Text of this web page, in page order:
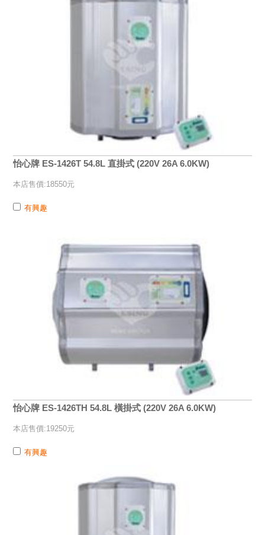
怡心牌 ES-1426T 54.8L 直掛式 (220V 26A 6.0KW)
本店售價:18550元
有興趣
怡心牌 ES-1426TH 54.8L 橫掛式 (220V 26A 6.0KW)
本店售價:19250元
有興趣